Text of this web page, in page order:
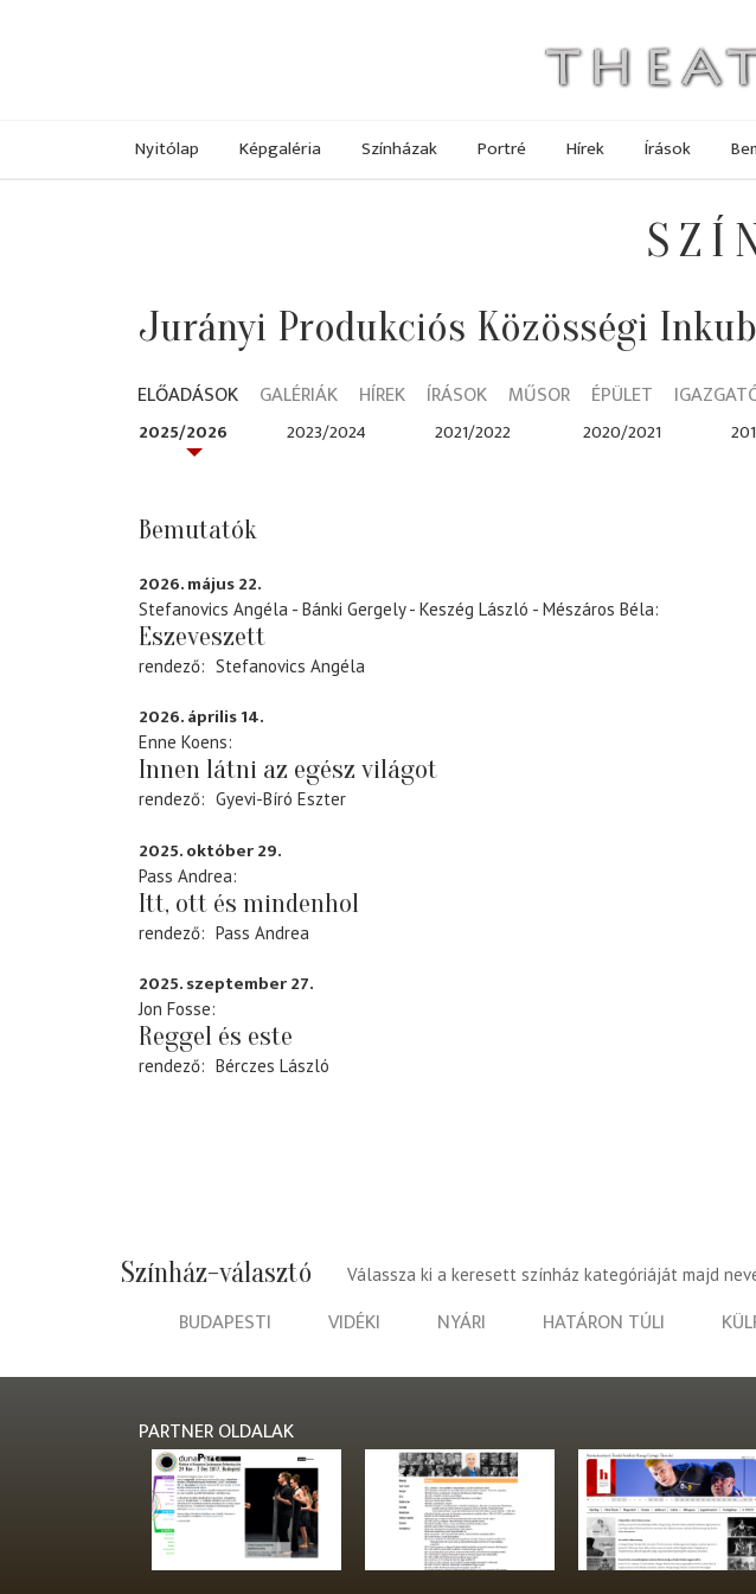
Nyitólap Képgaléria Színházak Portré Hírek Írások
Jurányi Produkciós Közösségi
ELŐADÁSOK GALÉRIÁK HÍREK ÍRÁSOK MŰSOR ÉPÜLET
2025/2026 2023/2024 2021/2022 2020/2021
Bemutatók
2026. május 22.
Stefanovics Angéla - Bánki Gergely - Keszég László - Mészáros Béla
Eszeveszett
rendező Stefanovics Angéla
2026. április 14.
Enne Koens
Innen látni az egész világot
rendező Gyevi-Bíró Eszter
2025. október 29.
Pass Andrea
Itt, ott és mindenhol
rendező Pass Andrea
2025. szeptember 27.
Jon Fosse
Reggel és este
rendező Bérczes László
Színház-választó Válassza ki a keresett színház kategóriáját majd
BUDAPESTI VIDÉKI NYÁRI HATÁRON TÚLI
PARTNER OLDALAK